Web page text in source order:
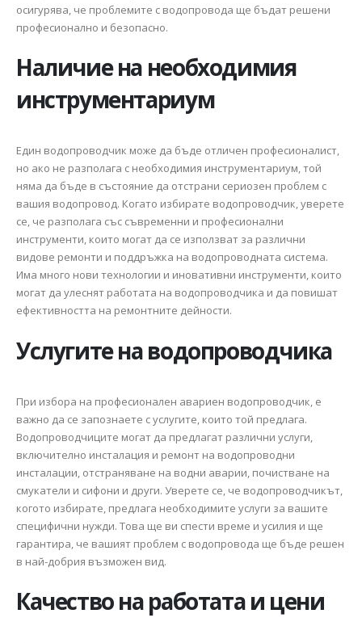
осигурява, че проблемите с водопровода ще бъдат решени
професионално и безопасно.
Наличие на необходимия
инструментариум
Един водопроводчик може да бъде отличен професионалист,
но ако не разполага с необходимия инструментариум, той
няма да бъде в състояние да отстрани сериозен проблем с
вашия водопровод. Когато избирате водопроводчик, уверете
се, че разполага със съвременни и професионални
инструменти, които могат да се използват за различни
видове ремонти и поддръжка на водопроводната система.
Има много нови технологии и иновативни инструменти, които
могат да улеснят работата на водопроводчика и да повишат
ефективността на ремонтните дейности.
Услугите на водопроводчика
При избора на професионален авариен водопроводчик, е
важно да се запознаете с услугите, които той предлага.
Водопроводчиците могат да предлагат различни услуги,
включително инсталация и ремонт на водопроводни
инсталации, отстраняване на водни аварии, почистване на
смукатели и сифони и други. Уверете се, че водопроводчикът,
когото избирате, предлага необходимите услуги за вашите
специфични нужди. Това ще ви спести време и усилия и ще
гарантира, че вашият проблем с водопровода ще бъде решен
в най-добрия възможен вид.
Качество на работата и цени